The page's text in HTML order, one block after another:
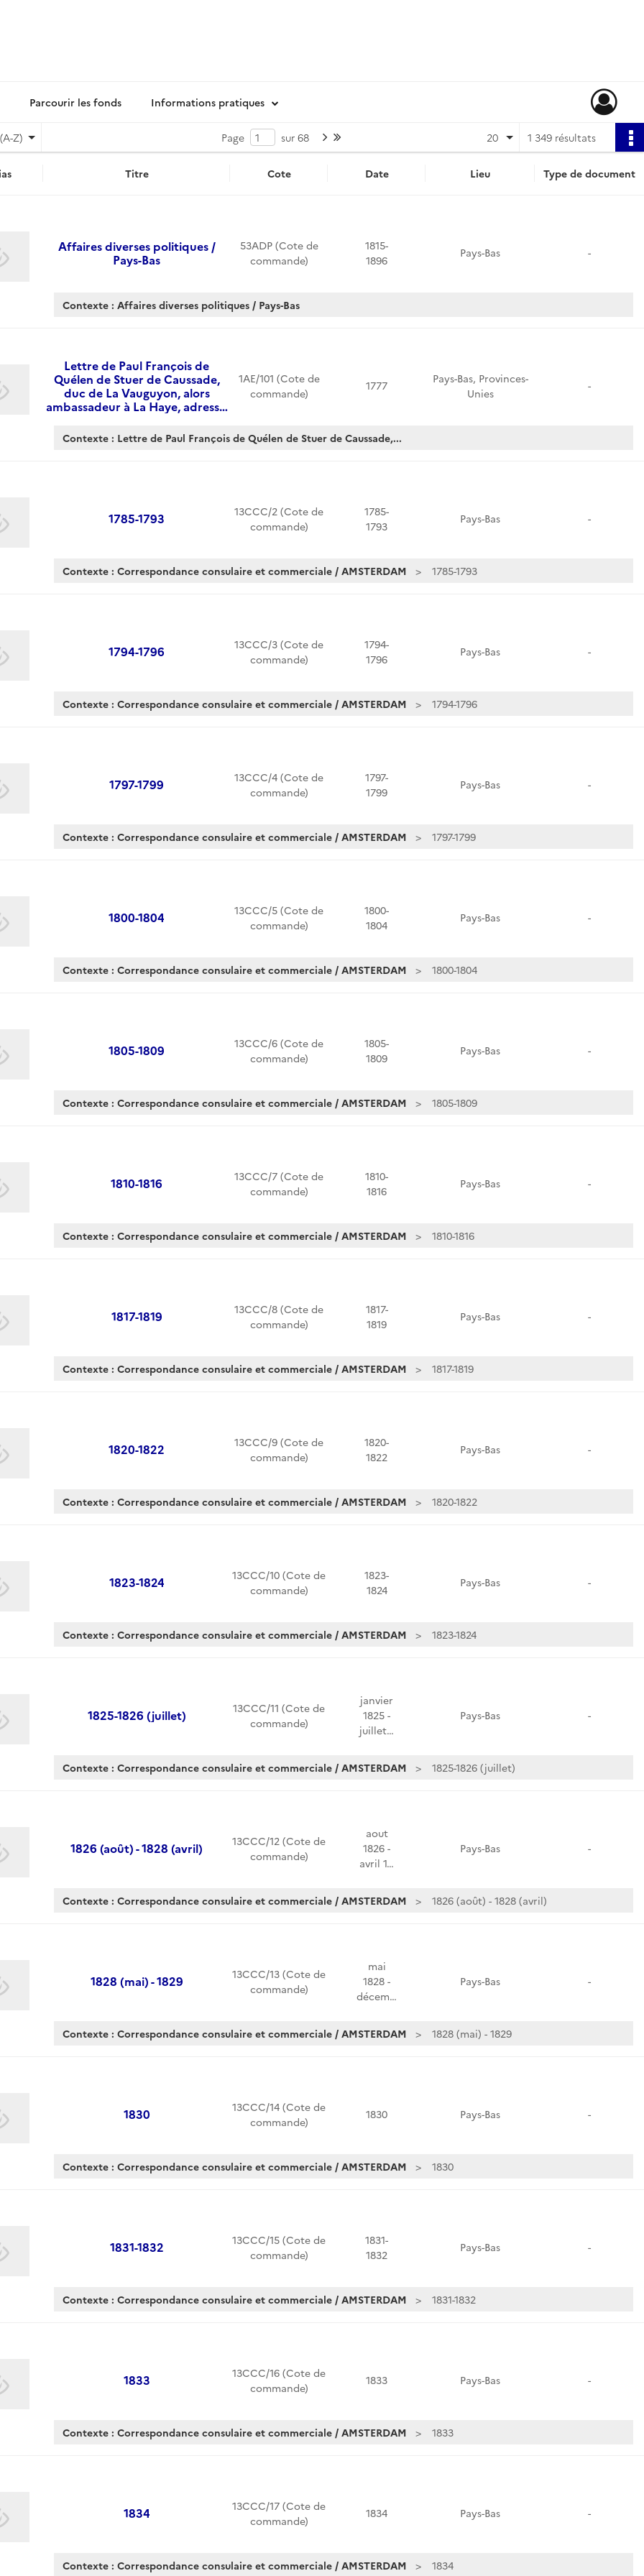
Parcourir les fonds Informations pratiques
Z) Page sur 68 Page suivante : 1/68 1 349 résultats
20
Titre Cote Date Lieu Type de document
Affaires diverses politiques /
Pays-Bas
53ADP (Cote de
commande)
1815-
1896
Pays-Bas -
Contexte : Affaires diverses politiques / Pays-Bas
Lettre de Paul François de
Quélen de Stuer de Caussade,
duc de La Vauguyon, alors
ambassadeur à La Haye, adress…
1AE/101 (Cote de
commande)
1777
Pays-Bas, Provinces-
Unies
-
Contexte : Lettre de Paul François de Quélen de Stuer de Caussade,...
1785-1793
13CCC/2 (Cote de
commande)
1785-
1793
Pays-Bas -
Contexte : Correspondance consulaire et commerciale / AMSTERDAM 1785-1793
1794-1796
13CCC/3 (Cote de
commande)
1794-
1796
Pays-Bas -
Contexte : Correspondance consulaire et commerciale / AMSTERDAM 1794-1796
1797-1799
13CCC/4 (Cote de
commande)
1797-
1799
Pays-Bas -
Contexte : Correspondance consulaire et commerciale / AMSTERDAM 1797-1799
1800-1804
13CCC/5 (Cote de
commande)
1800-
1804
Pays-Bas -
Contexte : Correspondance consulaire et commerciale / AMSTERDAM 1800-1804
1805-1809
13CCC/6 (Cote de
commande)
1805-
1809
Pays-Bas -
Contexte : Correspondance consulaire et commerciale / AMSTERDAM 1805-1809
1810-1816
13CCC/7 (Cote de
commande)
1810-
1816
Pays-Bas -
Contexte : Correspondance consulaire et commerciale / AMSTERDAM 1810-1816
1817-1819
13CCC/8 (Cote de
commande)
1817-
1819
Pays-Bas -
Contexte : Correspondance consulaire et commerciale / AMSTERDAM 1817-1819
1820-1822
13CCC/9 (Cote de
commande)
1820-
1822
Pays-Bas -
Contexte : Correspondance consulaire et commerciale / AMSTERDAM 1820-1822
1823-1824
13CCC/10 (Cote de
commande)
1823-
1824
Pays-Bas -
Contexte : Correspondance consulaire et commerciale / AMSTERDAM 1823-1824
1825-1826 (juillet)
13CCC/11 (Cote de
commande)
janvier
1825 -
juillet…
Pays-Bas -
Contexte : Correspondance consulaire et commerciale / AMSTERDAM 1825-1826 (juillet)
1826 (août) - 1828 (avril)
13CCC/12 (Cote de
commande)
aout
1826 -
avril 1…
Pays-Bas -
Contexte : Correspondance consulaire et commerciale / AMSTERDAM 1826 (août) - 1828 (avril)
1828 (mai) - 1829
13CCC/13 (Cote de
commande)
mai
1828 -
décem…
Pays-Bas -
Contexte : Correspondance consulaire et commerciale / AMSTERDAM 1828 (mai) - 1829
1830
13CCC/14 (Cote de
commande)
1830 Pays-Bas -
Contexte : Correspondance consulaire et commerciale / AMSTERDAM 1830
1831-1832
13CCC/15 (Cote de
commande)
1831-
1832
Pays-Bas -
Contexte : Correspondance consulaire et commerciale / AMSTERDAM 1831-1832
1833
13CCC/16 (Cote de
commande)
1833 Pays-Bas -
Contexte : Correspondance consulaire et commerciale / AMSTERDAM 1833
1834
13CCC/17 (Cote de
commande)
1834 Pays-Bas -
Contexte : Correspondance consulaire et commerciale / AMSTERDAM 1834